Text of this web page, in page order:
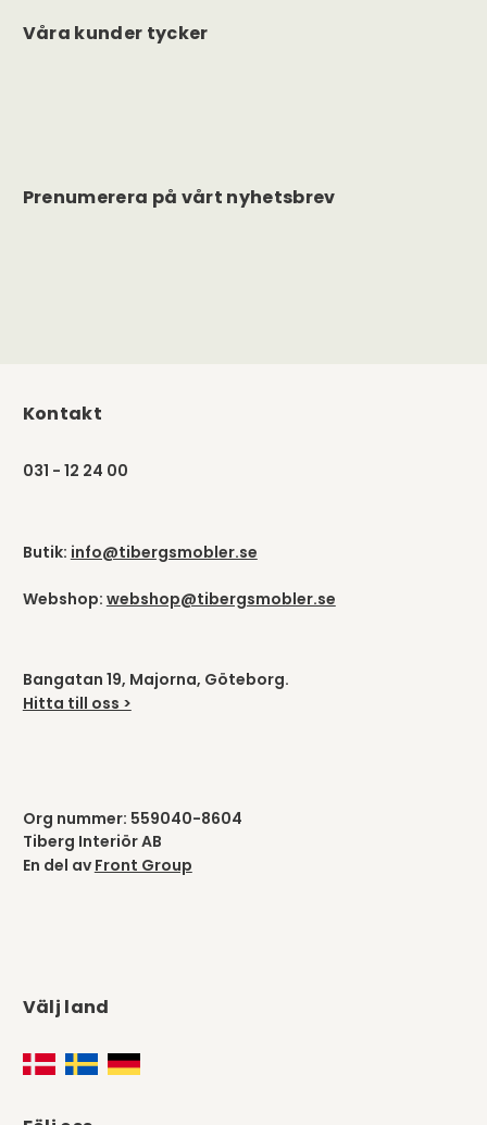
Våra kunder tycker
Prenumerera på vårt nyhetsbrev
Kontakt
031 - 12 24 00
Butik: info@tibergsmobler.se
Webshop: webshop@tibergsmobler.se
Bangatan 19, Majorna, Göteborg.
Hitta till oss >
Org nummer: 559040-8604
Tiberg Interiör AB
En del av Front Group
Välj land